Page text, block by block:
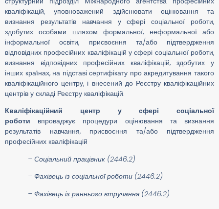
Дізнайся більше
кваліфікацій, уповноважений здійснювати оцінювання та
визнання результатів навчання у сфері соціальної роботи,
здобутих особами шляхом формальної, неформальної або
інформальної освіти, присвоєння та/або підтвердження
відповідних професійних кваліфікацій у сфері соціальної роботи,
визнання відповідних професійних кваліфікацій, здобутих у
інших країнах, на підставі сертифікату про акредитування такого
кваліфікаційного центру, і внесений до Реєстру кваліфікаційних
центрів у складі Реєстру кваліфікацій.
Кваліфікаційний центр у сфері соціальної
роботи впроваджує процедури оцінювання та визнання
результатів навчання, присвоєння та/або підтвердження
професійних кваліфікацій
– Соціальний працівник (2446.2)
– Фахівець із соціальної роботи (2446.2)
– Фахівець із раннього втручання (2446.2)